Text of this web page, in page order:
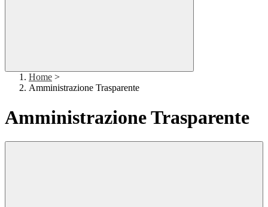
Home >
Amministrazione Trasparente
Amministrazione Trasparente